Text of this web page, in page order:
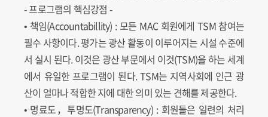
- 프로그램의 핵심강점 -
• 책임(Accountabillity) : 모든 MAC 회원에게 TSM 참여는
필수 사항이다. 평가는 광산 활동이 이루어지는 시설 수준에
서 실시 된다. 이것은 광산 부문에서 이것(TSM)을 하는 세계
에서 유일한 프로그램이 된다. TSM는 지역사회에 인근 광
산이 얼마나 적합한 지에 대한 의미 있는 견해를 제공한다.
• 명료도，투명도(Transparency) : 회원들은 일련의 처리